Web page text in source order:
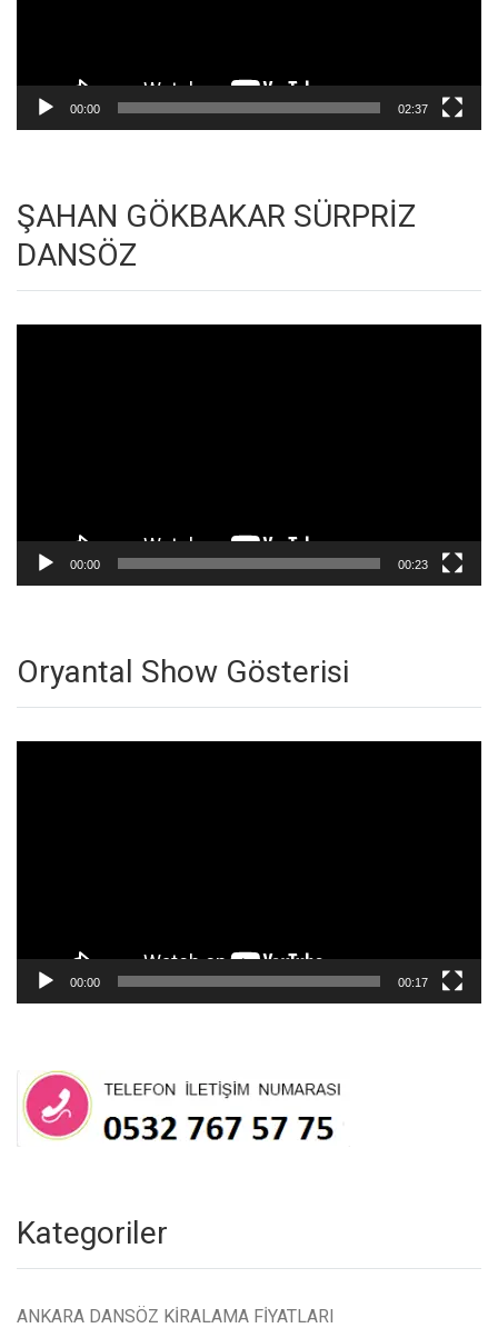
00:00 02:37
ŞAHAN GÖKBAKAR SÜRPRİZ
DANSÖZ
00:00 00:23
Oryantal Show Gösterisi
00:00 00:17
Kategoriler
ANKARA DANSÖZ KİRALAMA FİYATLARI